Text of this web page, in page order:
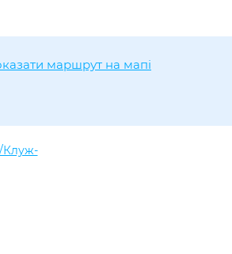
маршрут на мапі
Клуж-